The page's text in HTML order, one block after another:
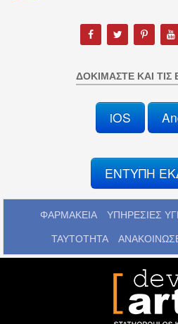
ΔΟΚΙΜΆΣΤΕ ΚΑΙ
iOS
ΕΝΤΥΠΗ
ΦΑΡΜΑΚΕΙΑ ΥΠΗΡΕΣΙΕΣ
ΤΑΥΤΟΤΗΤΑ